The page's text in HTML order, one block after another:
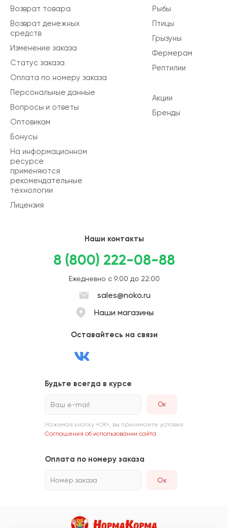
Рыбы
Птицы
Грызуны
Фермерам
Рептилии
Акции
Бренды
Возврат товара
Возврат денежных
средств
Изменение заказа
Статус заказа
Оплата по номеру заказа
Персональные данные
Вопросы и ответы
Оптовикам
Бонусы
На информационном
ресурсе
применяются
рекомендательные
технологии
Лицензия
Наши контакты
8 (800) 222-08-88
Ежедневно с 9:00 до 22:00
sales@noko.ru
Наши магазины
Оставайтесь на связи
Будьте всегда в курсе
Ваш e-mail
Нажимая кнопку «ОК», вы принимаете условия
Соглашения об использовании сайта
Оплата по номеру заказа
Номер заказа Ок